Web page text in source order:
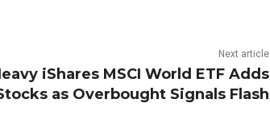
Next article
iShares MSCI World ETF Adds
as Overbought Signals Flash